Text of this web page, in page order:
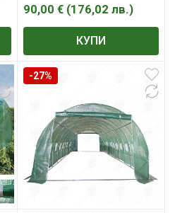
90,00 € (176,02 лв.)
КУПИ
-27%